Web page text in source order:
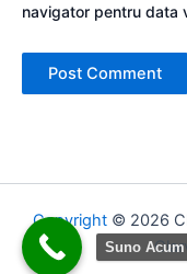
navigator pentru data
Copyright© 2026
Suno Acum